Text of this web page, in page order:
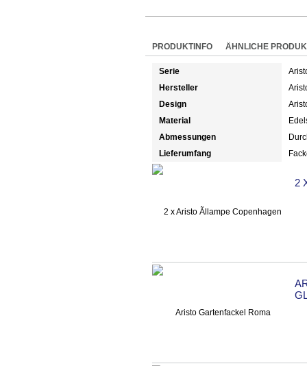
PRODUKTINFO ÄHNLICHE
Serie
Hersteller
Design
Material
Abmessungen
Lieferumfang
2